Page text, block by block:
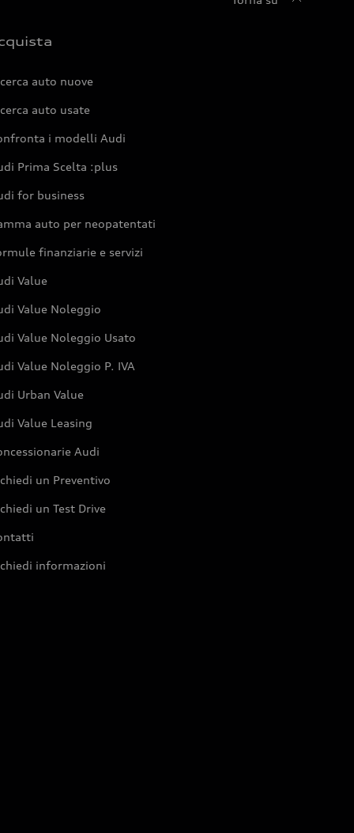
auto nuove
auto usate
i modelli Audi
Prima Scelta :plus
for business
auto per neopatentati
finanziarie e servizi
Value
Value Noleggio
Value Noleggio Usato
Value Noleggio P. IVA
Urban Value
Value Leasing
Audi
un Preventivo
un Test Drive
informazioni